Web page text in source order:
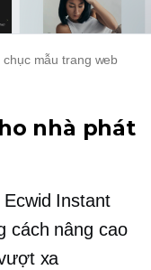
mẫu trang web
nhà phát
Instant
cách nâng cao
xa